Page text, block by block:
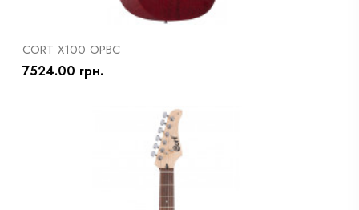
CORT X100 OPBC
7524.00 грн.